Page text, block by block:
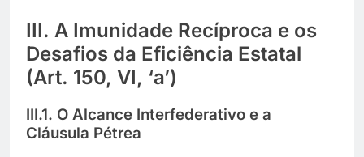
III. A Imunidade Recíproca e os
Desafios da Eficiência Estatal
(Art. 150, VI, ‘a’)
III.1. O Alcance Interfederativo e a
Cláusula Pétrea